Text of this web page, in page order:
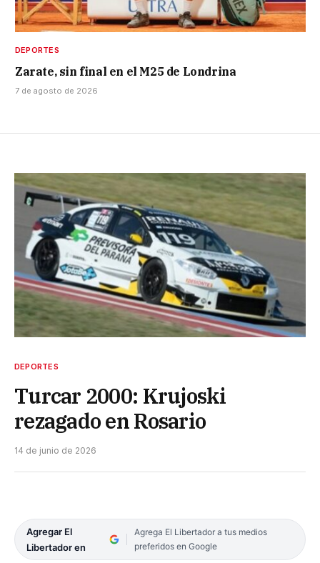
DEPORTES
Zarate, sin final en el M25 de Londrina
7 de agosto de 2026
DEPORTES
Turcar 2000: Krujoski
rezagado en Rosario
14 de junio de 2026
Agregar El
Libertador en
Agrega El Libertador a tus medios
preferidos en Google